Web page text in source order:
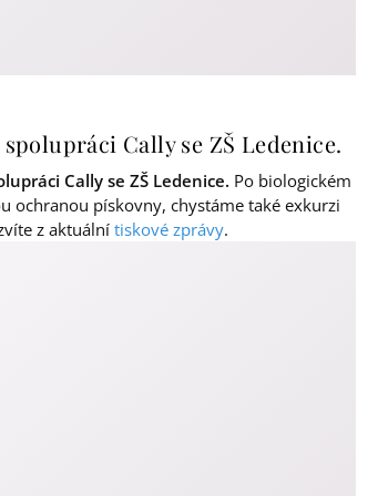
Cally se ZŠ Ledenice.
Cally se ZŠ Ledenice. Po biologickém
ochranou pískovny, chystáme také exkurzi
z aktuálnítiskové zprávy.